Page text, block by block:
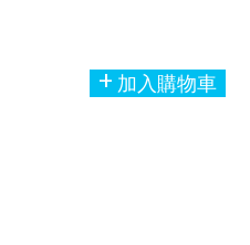
加入購物車